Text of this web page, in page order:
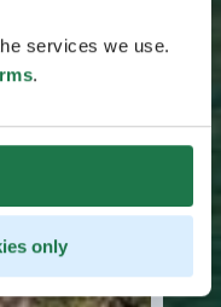
services we use.
.
only